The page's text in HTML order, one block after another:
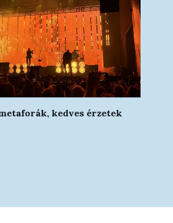
kedves érzetek